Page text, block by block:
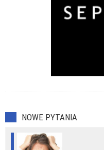
NOWE PYTANIA